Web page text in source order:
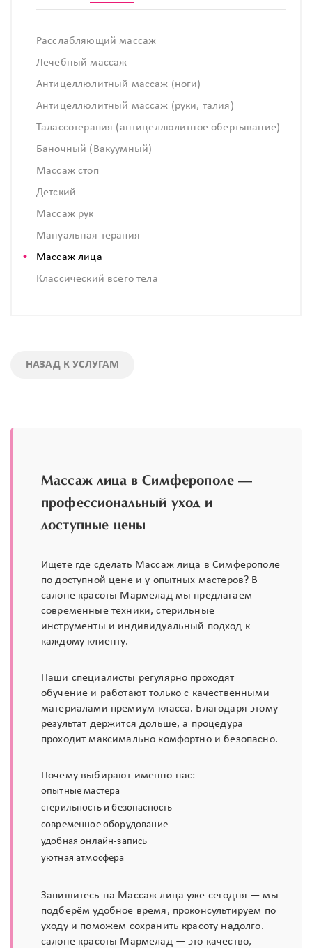
Расслабляющий массаж
Лечебный массаж
Антицеллюлитный массаж (ноги)
Антицеллюлитный массаж (руки, талия)
Талассотерапия (антицеллюлитное обертывание)
Баночный (Вакуумный)
Массаж стоп
Детский
Массаж рук
Мануальная терапия
Массаж лица
Классический всего тела
НАЗАД К УСЛУГАМ
Массаж лица в Симферополе —
профессиональный уход и
доступные цены
Ищете где сделать Массаж лица в Симферополе
по доступной цене и у опытных мастеров? В
салоне красоты Мармелад мы предлагаем
современные техники, стерильные
инструменты и индивидуальный подход к
каждому клиенту.
Наши специалисты регулярно проходят
обучение и работают только с качественными
материалами премиум-класса. Благодаря этому
результат держится дольше, а процедура
проходит максимально комфортно и безопасно.
Почему выбирают именно нас:
опытные мастера
стерильность и безопасность
современное оборудование
удобная онлайн-запись
уютная атмосфера
Запишитесь на Массаж лица уже сегодня — мы
подберём удобное время, проконсультируем по
уходу и поможем сохранить красоту надолго.
салоне красоты Мармелад — это качество,